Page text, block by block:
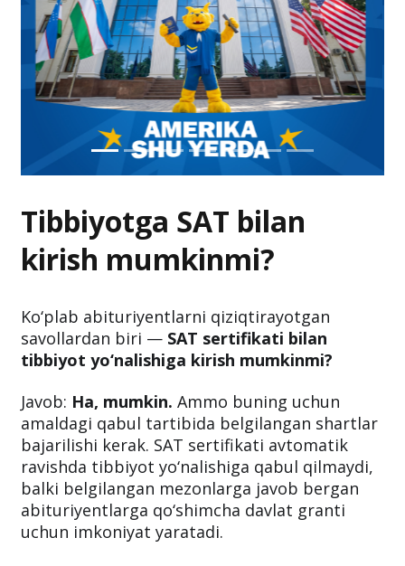
Tibbiyotga SAT bilan
kirish mumkinmi?
Ko‘plab abituriyentlarni qiziqtirayotgan
savollardan biri — SAT sertifikati bilan
tibbiyot yo‘nalishiga kirish mumkinmi?
Javob: Ha, mumkin. Ammo buning uchun
amaldagi qabul tartibida belgilangan shartlar
bajarilishi kerak. SAT sertifikati avtomatik
ravishda tibbiyot yo‘nalishiga qabul qilmaydi,
balki belgilangan mezonlarga javob bergan
abituriyentlarga qo‘shimcha davlat granti
uchun imkoniyat yaratadi.